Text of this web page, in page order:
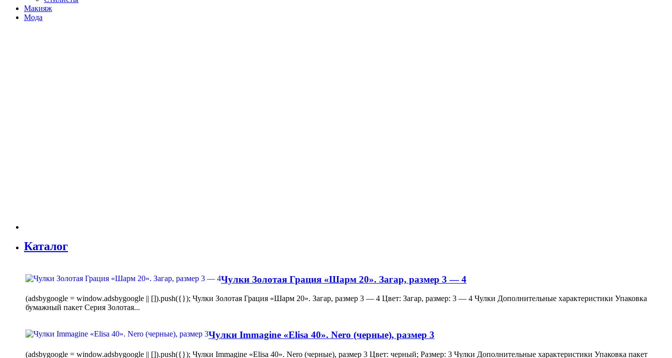
Макияж
Мода
Каталог
Чулки Золотая Грация «Шарм 20». Загар, размер 3 — 4
(adsbygoogle = window.adsbygoogle || []).push({}); Чулки Золотая Грация «Шарм 20». Загар, размер 3 — 4 Цвет: Загар, размер: 3 — 4 Чулки Дополнительные характеристики Упаковка
бумажный пакет Серия Золотая...
Чулки Immagine «Elisa 40». Nero (черные), размер 3
(adsbygoogle = window.adsbygoogle || []).push({}); Чулки Immagine «Elisa 40». Nero (черные), размер 3 Цвет: черный; Размер: 3 Чулки Дополнительные характеристики Упаковка пакет